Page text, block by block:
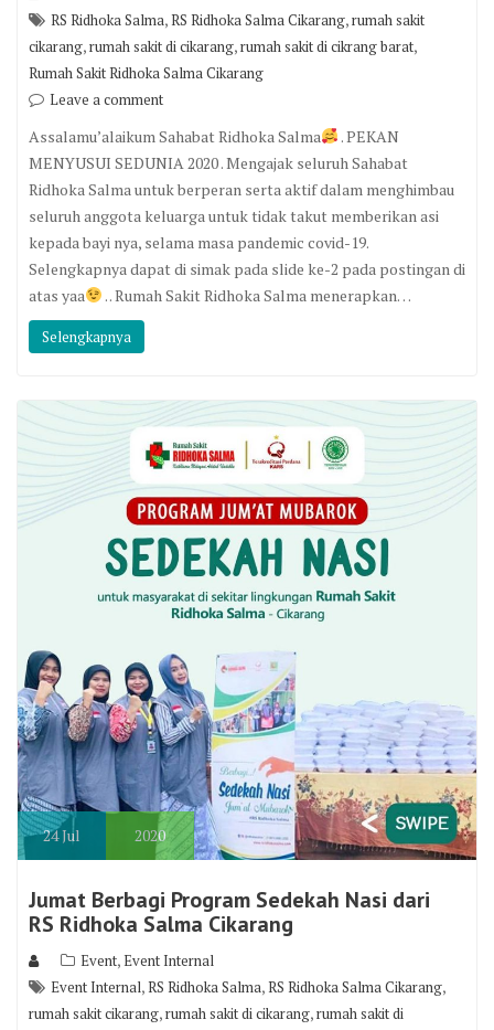
RS Ridhoka Salma,RS Ridhoka Salma Cikarang,rumah sakit
cikarang,rumah sakit di cikarang,rumah sakit di cikrang barat,
Rumah Sakit Ridhoka Salma Cikarang
Leave a comment
Assalamu’alaikum Sahabat Ridhoka Salma
. PEKAN
MENYUSUI SEDUNIA 2020 . Mengajak seluruh Sahabat
Ridhoka Salma untuk berperan serta aktif dalam menghimbau
seluruh anggota keluarga untuk tidak takut memberikan asi
kepada bayi nya, selama masa pandemic covid-19.
Selengkapnya dapat di simak pada slide ke-2 pada postingan di
atas yaa
. . Rumah Sakit Ridhoka Salma menerapkan…
Selengkapnya
24Jul 2020
Jumat Berbagi Program Sedekah Nasi dari
RS Ridhoka Salma Cikarang
Event,Event Internal
Event Internal,RS Ridhoka Salma,RS Ridhoka Salma Cikarang,
rumah sakit cikarang,rumah sakit di cikarang,rumah sakit di